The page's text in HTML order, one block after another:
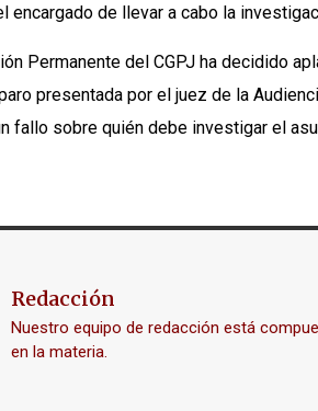
encargado de llevar a cabo la
Permanente del CGPJ ha decidido
presentada por el juez de la
fallo sobre quién debe investigar el
Redacción
Nuestro equipo de redacción está
en la materia.